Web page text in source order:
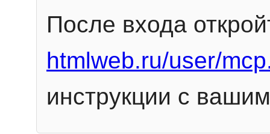
После входа
htmlweb.ru/user/
инструкции с